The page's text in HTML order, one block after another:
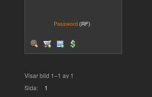
Password (RF)
Visar bild 1–1 av 1
Sida:
1